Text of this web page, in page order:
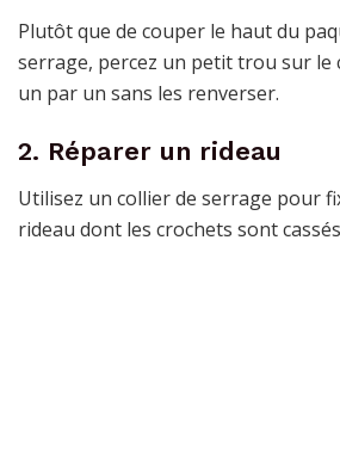
Plutôt que de couper le haut du
serrage, percez un petit trou sur
un par un sans les renverser.
2. Réparer un rideau
Utilisez un collier de serrage pour
rideau dont les crochets sont